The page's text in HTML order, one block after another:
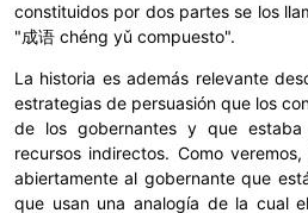
constituidos por dos partesse los
"成语 chéng yǔ compuesto".
La historia es además relevante
estrategias de persuasión que los
de los gobernantes y que estaba
recursos indirectos. Como
abiertamente al gobernante que
que usan una analogía de la cual